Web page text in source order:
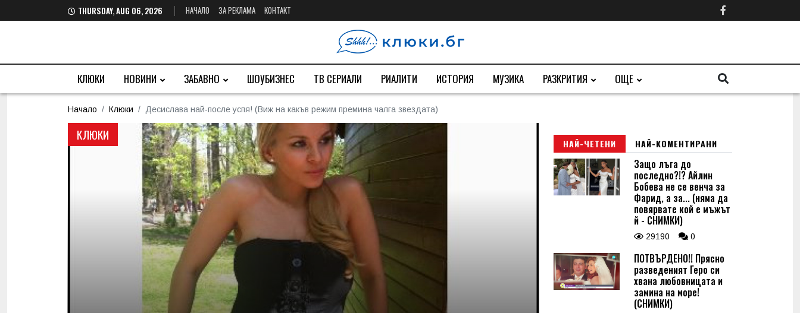
THURSDAY, AUG 06, 2026 НАЧАЛО ЗА РЕКЛАМА КОНТАКТ
КЛЮКИ НОВИНИ ЗАБАВНО ШОУБИЗНЕС ТВ СЕРИАЛИ РИАЛИТИ ИСТОРИЯ МУЗИКА РАЗКРИТИЯ ОЩЕ
Начало Клюки Десислава най-после успя! (Виж на какъв режим премина чалга звездата)
КЛЮКИ
НАЙ-ЧЕТЕНИ НАЙ-КОМЕНТИРАНИ
Защо лъга до
последно?!? Айлин
Бобева не се венча за
Фарид, а за... (няма да
повярвате кой е мъжът
й - СНИМКИ)
29190 0
ПОТВЪРДЕНО!! Прясно
разведеният Геро си
хвана любовницата и
замина на море!
(СНИМКИ)